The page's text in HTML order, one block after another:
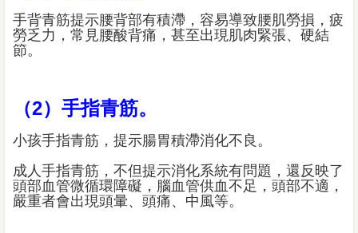
手背青筋提示腰背部有積滯，容易導致腰肌勞損，疲
勞乏力，常見腰酸背痛，甚至出現肌肉緊張、硬結
節。
（2）手指青筋。
小孩手指青筋，提示腸胃積滯消化不良。
成人手指青筋，不但提示消化系統有問題，還反映了
頭部血管微循環障礙，腦血管供血不足，頭部不適，
嚴重者會出現頭暈、頭痛、中風等。